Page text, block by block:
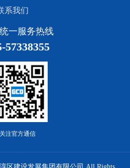
系我们
一服务热线
57338355
关注官方通信